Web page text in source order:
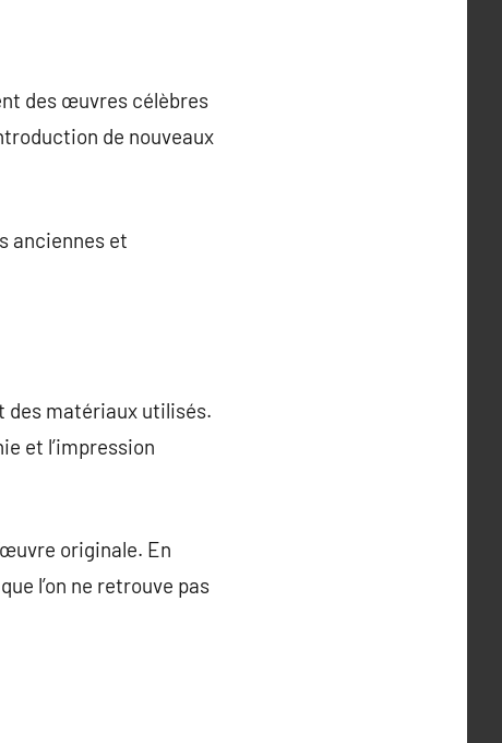
des œuvres célèbres
de nouveaux
anciennes et
des matériaux utilisés.
et l’impression
originale. En
l’on ne retrouve pas